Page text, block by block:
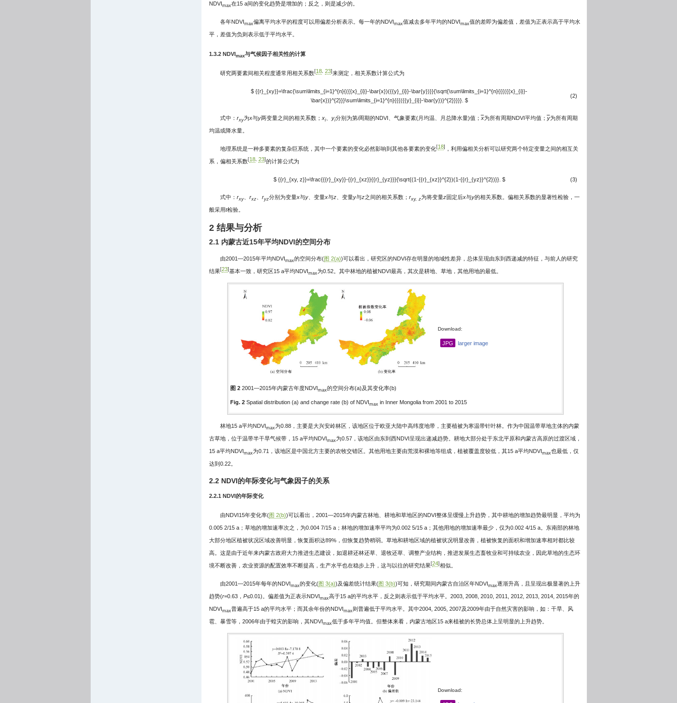
NDVImax在15 a间的变化趋势是增加的；反之，则是减少的。
各年NDVImax偏离平均水平的程度可以用偏差分析表示。每一年的NDVImax值减去多年平均的NDVImax值的差即为偏差值，差值为正表示高于平均水
平，差值为负则表示低于平均水平。
1.3.2 NDVImax与气候因子相关性的计算
研究两要素间相关程度通常用相关系数[ 18, 23] 来测定，相关系数计算公式为
$ {{r}_{xy}}=\frac{\sum\limits_{i=1}^{n}{({{x}_{i}}-\bar{x})({{y}_{i}}-\bar{y})}}{\sqrt{\sum\limits_{i=1}^{n}{{{({{x}_{i}}-
\bar{x})}^{2}}}\sum\limits_{i=1}^{n}{{{({{y}_{i}}-\bar{y})}^{2}}}}}. $
(2)
式中： rxy为x与y两变量之间的相关系数； xi、 yi分别为第i周期的NDVI、气象要素(月均温、月总降水量)值； x为所有周期NDVI平均值； y为所有周期
均温或降水量。
地理系统是一种多要素的复杂巨系统，其中一个要素的变化必然影响到其他各要素的变化 18] ，利用偏相关分析可以研究两个特定变量之间的相互关
系，偏相关系数[ 18, 23] 的计算公式为
$ {{r}_{xy, z}}=\frac{{{r}_{xy}}-{{r}_{xz}}{{r}_{yz}}}{\sqrt{(1-{{r}_{xz}}^{2})(1-{{r}_{yz}}^{2})}}. $ (3)
式中： rxy、 rxz、 ryz分别为变量x与y、变量x与z、变量y与z之间的相关系数； rxy, z为将变量z固定后x与y的相关系数。偏相关系数的显著性检验，一
般采用t检验。
2 结果与分析
2.1 内蒙古近15年平均NDVI的空间分布
由2001—2015年平均NDVImax的空间分布(图 2(a))可以看出，研究区的NDVI存在明显的地域性差异，总体呈现由东到西递减的特征，与前人的研究
结果 23] 基本一致，研究区15 a平均NDVImax为0.52。其中林地的植被NDVI最高，其次是耕地、草地，其他用地的最低。
Download:
JPG larger image
图 22001—2015年内蒙古年度NDVImax的空间分布(a)及其变化率(b)
Fig. 2Spatial distribution (a) and change rate (b) of NDVImax in Inner Mongolia from 2001 to 2015
林地15 a平均NDVImax为0.88，主要是大兴安岭林区，该地区位于欧亚大陆中高纬度地带，主要植被为寒温带针叶林。作为中国温带草地主体的内蒙
古草地，位于温带半干旱气候带，15 a平均NDVImax为0.57，该地区由东到西NDVI呈现出递减趋势。耕地大部分处于东北平原和内蒙古高原的过渡区域，
15 a平均NDVImax为0.71，该地区是中国北方主要的农牧交错区。其他用地主要由荒漠和裸地等组成，植被覆盖度较低，其15 a平均NDVImax也最低，仅
达到0.22。
2.2 NDVI的年际变化与气象因子的关系
2.2.1 NDVI的年际变化
由NDVI15年变化率(图 2(b))可以看出，2001—2015年内蒙古林地、耕地和草地区的NDVI整体呈缓慢上升趋势，其中耕地的增加趋势最明显，平均为
0.005 2/15 a；草地的增加速率次之，为0.004 7/15 a；林地的增加速率平均为0.002 5/15 a；其他用地的增加速率最少，仅为0.002 4/15 a。东南部的林地
大部分地区植被状况区域改善明显，恢复面积达89%，但恢复趋势稍弱。草地和耕地区域的植被状况明显改善，植被恢复的面积和增加速率相对都比较
高。这是由于近年来内蒙古政府大力推进生态建设，如退耕还林还草、退牧还草、调整产业结构，推进发展生态畜牧业和可持续农业，因此草地的生态环
境不断改善，农业资源的配置效率不断提高，生产水平也在稳步上升，这与以往的研究结果 24] 相似。
由2001—2015年每年的NDVImax的变化(图 3(a))及偏差统计结果(图 3(b))可知，研究期间内蒙古自治区年NDVImax逐渐升高，且呈现出极显著的上升
趋势(r=0.63， P≤0.01)。偏差值为正表示NDVImax高于15 a的平均水平，反之则表示低于平均水平。2003, 2008, 2010, 2011, 2012, 2013, 2014, 2015年的
NDVImax普遍高于15 a的平均水平；而其余年份的NDVImax则普遍低于平均水平。其中2004, 2005, 2007及2009年由于自然灾害的影响，如：干旱、风
雹、暴雪等，2006年由于蝗灾的影响，其NDVImax低于多年平均值。但整体来看，内蒙古地区15 a来植被的长势总体上呈明显的上升趋势。
Download: